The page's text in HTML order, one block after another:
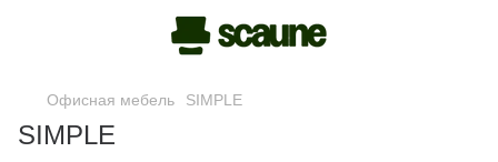
Офисная мебель SIMPLE
SIMPLE